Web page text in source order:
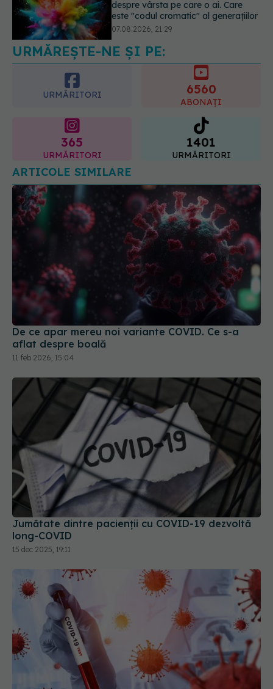
Analiza de sânge AST (SGOT): ce
înseamnă rezultatele și când sunt un
08.08.2026, 11:00
URMĂREȘTE-NE ȘI PE:
URMĂRITORI
365 1401
ARTICOLE SIMILARE
De ce apar mereu noi variante COVID. Ce s-a
aflat despre boală
11 feb 2026, 15:04
Jumătate dintre pacienții cu COVID-19 dezvoltă
long-COVID
15 dec 2025, 19:11
COVID încă există! Care sunt simptomele în 2025
și cât timp durează. De ce ar fi bine să te testezi?